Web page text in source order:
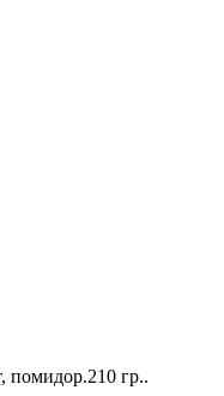
помидор.210 гр..